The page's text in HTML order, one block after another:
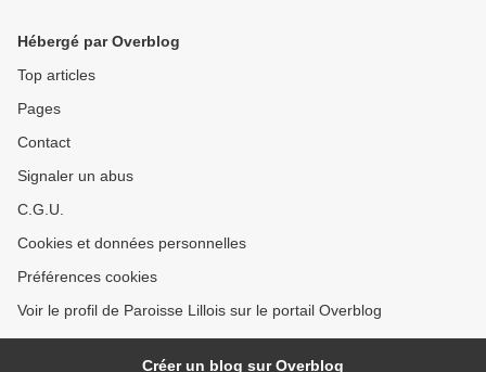
Hébergé par Overblog
Top articles
Pages
Contact
Signaler un abus
C.G.U.
Cookies et données personnelles
Préférences cookies
Voir le profil de Paroisse Lillois sur le portail Overblog
Créer un blog sur Overblog